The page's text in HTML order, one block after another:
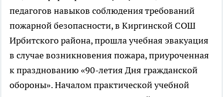
педагогов навыков соблюдения требований
пожарной безопасности, в Киргинской СОШ
Ирбитского района, прошла учебная эвакуация
в случае возникновения пожара, приуроченная
к празднованию «90-летия Дня гражданской
обороны». Началом практической учебной